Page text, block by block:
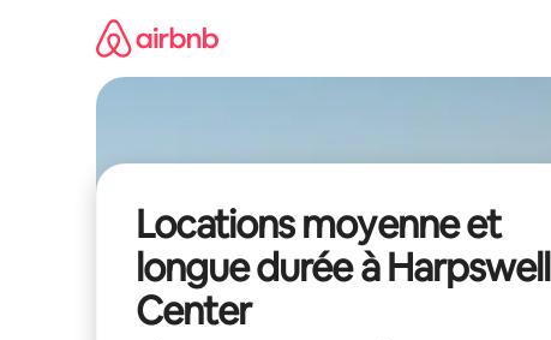
Locations moyenne et
longue durée à Harpswell
Center